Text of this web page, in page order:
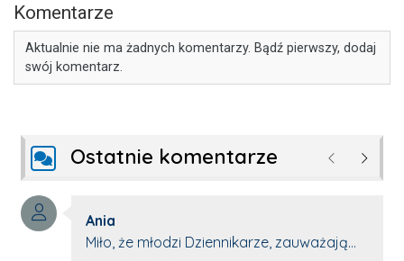
Komentarze
Aktualnie nie ma żadnych komentarzy. Bądź pierwszy, dodaj
swój komentarz.
Ostatnie komentarze Poprzednie
Autor komentarza:
Ania
Treść komentarza:
Miło, że młodzi Dziennikarze, zauważają